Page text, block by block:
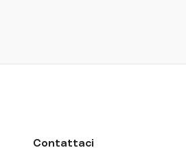
Contattaci